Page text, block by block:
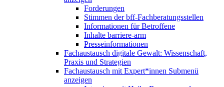
Forderungen
Stimmen der bff-Fachberatungsstellen
Informationen für Betroffene
Inhalte barriere-arm
Presseinformationen
Fachaustausch digitale Gewalt: Wissenschaft,
Praxis und Strategien
Fachaustausch mit Expert*innen Submenü
anzeigen